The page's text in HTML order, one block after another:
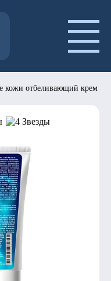
кожи отбеливающий крем